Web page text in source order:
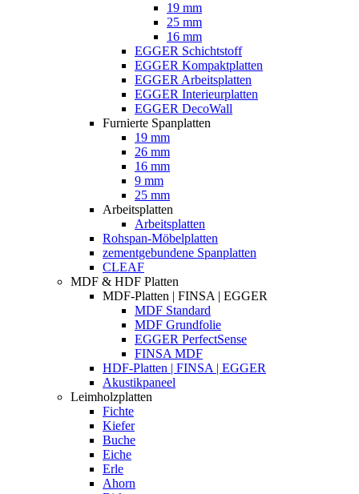
19 mm
25 mm
16 mm
EGGER Schichtstoff
EGGER Kompaktplatten
EGGER Arbeitsplatten
EGGER Interieurplatten
EGGER DecoWall
Furnierte Spanplatten
19 mm
26 mm
16 mm
9 mm
25 mm
Arbeitsplatten
Arbeitsplatten
Rohspan-Möbelplatten
zementgebundene Spanplatten
CLEAF
MDF & HDF Platten
MDF-Platten | FINSA | EGGER
MDF Standard
MDF Grundfolie
EGGER PerfectSense
FINSA MDF
HDF-Platten | FINSA | EGGER
Akustikpaneel
Leimholzplatten
Fichte
Kiefer
Buche
Eiche
Erle
Ahorn